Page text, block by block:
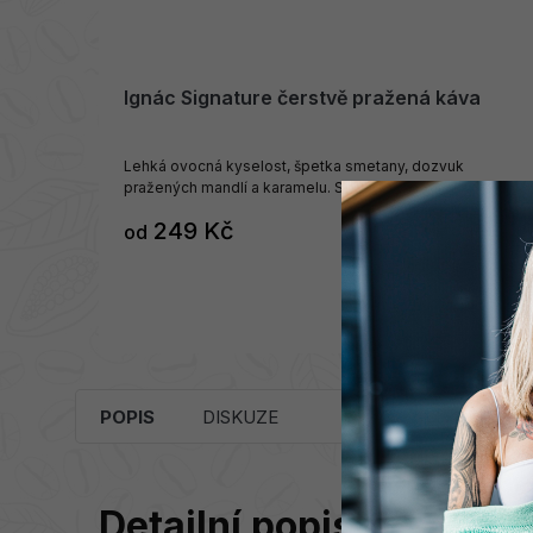
Ignác Signature čerstvě pražená káva
od 249 Kč
Lehká ovocná kyselost, špetka smetany, dozvuk
pražených mandlí a karamelu. Středně pražená zrnková
POPIS DISKUZE